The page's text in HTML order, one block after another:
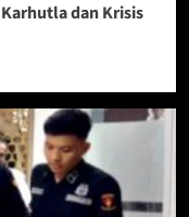
dan Krisis